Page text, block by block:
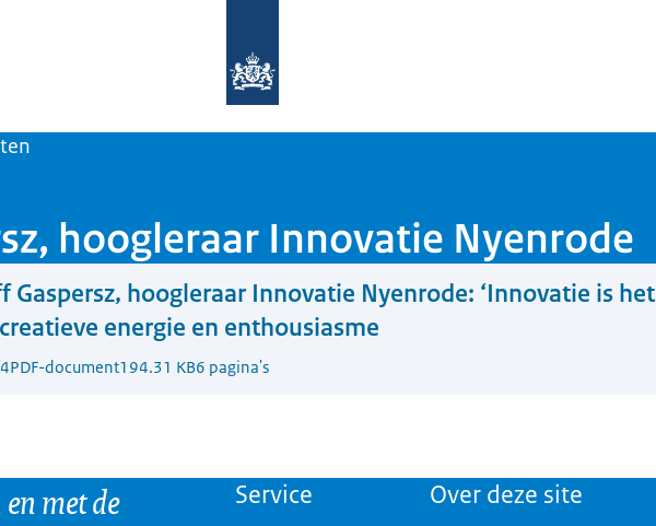
hoogleraar Innovatie Nyenrode
Gaspersz, hoogleraar Innovatie Nyenrode: ‘Innovatie is het
energie en enthousiasme
PDF-document194.31 KB6 pagina's
met de
Service Over deze site